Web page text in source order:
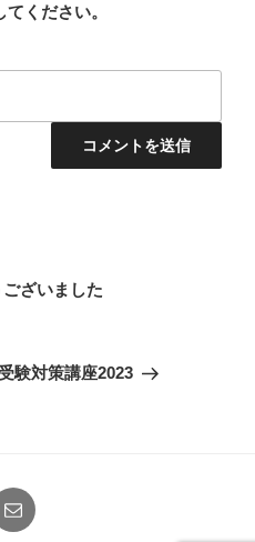
ください。
ざいました
験対策講座2023
メ
ー